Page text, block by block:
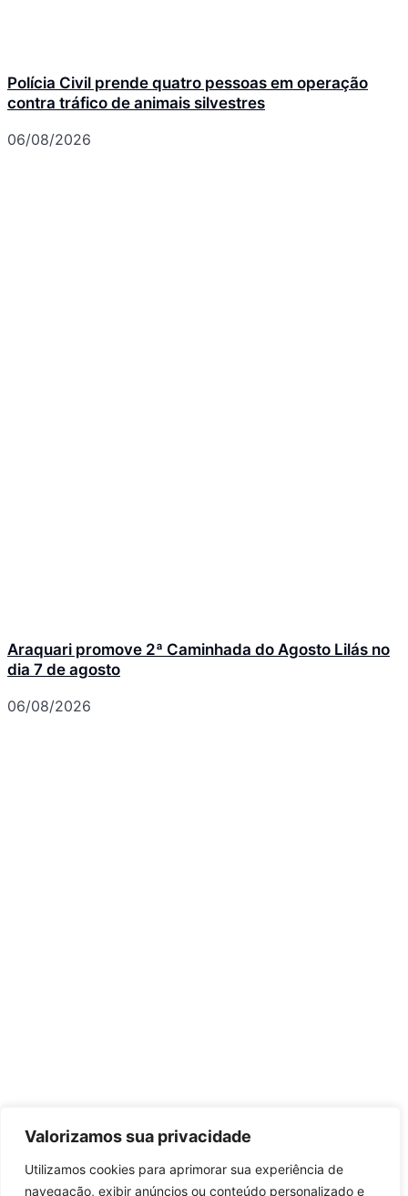
Valorizamos sua privacidade
Utilizamos cookies para aprimorar sua experiência de
navegação, exibir anúncios ou conteúdo personalizado e
Polícia Civil prende quatro pessoas em operação
contra tráfico de animais silvestres
06/08/2026
Araquari promove 2ª Caminhada do Agosto Lilás no
dia 7 de agosto
06/08/2026